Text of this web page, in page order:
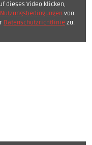
dieses Video klicken,
von
Datenschutzrichtlinie zu.